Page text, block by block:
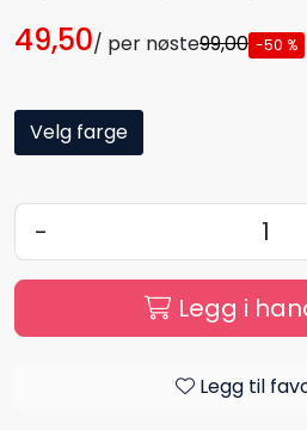
49,50/ per nøste99,00 -50 %
Velg farge
-
Legg i
Legg til